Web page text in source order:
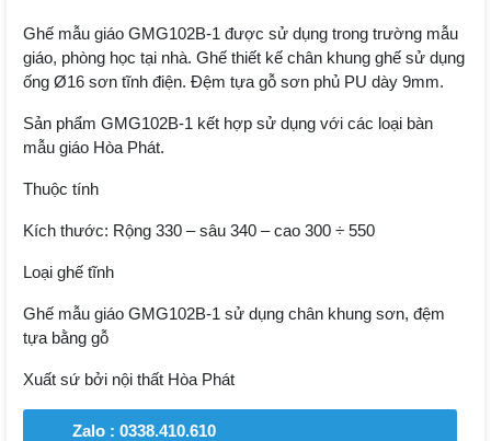
Ghế mẫu giáo GMG102B-1 được sử dụng trong trường mẫu
giáo, phòng học tại nhà. Ghế thiết kế chân khung ghế sử dụng
ống Ø16 sơn tĩnh điện. Đệm tựa gỗ sơn phủ PU dày 9mm.
Sản phẩm GMG102B-1 kết hợp sử dụng với các loại bàn
mẫu giáo Hòa Phát.
Thuộc tính
Kích thước: Rộng 330 – sâu 340 – cao 300 ÷ 550
Loại ghế tĩnh
Ghế mẫu giáo GMG102B-1 sử dụng chân khung sơn, đệm
tựa bằng gỗ
Xuất sứ bởi nội thất Hòa Phát
Zalo : 0338.410.610